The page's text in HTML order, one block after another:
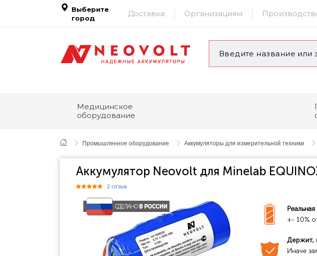
Выберите
город
Доставка Организациям
Медицинское
оборудование
Промышленное оборудование Аккумуляторы для измерительной техники
Аккумулятор Neovolt для Minelab
2 отзыв
+- 10%
Держит,
Иначе